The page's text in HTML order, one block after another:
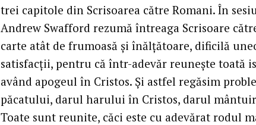
trei capitole din Scrisoarea către Romani. În
Andrew Swafford rezumă întreaga Scrisoare
carte atât de frumoasă și înălțătoare, dificilă
satisfacții, pentru că într-adevăr reunește toată
având apogeul în Cristos. Și astfel regăsim
păcatului, darul harului în Cristos, darul
Toate sunt reunite, căci este cu adevărat rodul